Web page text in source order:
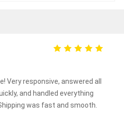
Very responsive, answered all
and handled everything
was fast and smooth.